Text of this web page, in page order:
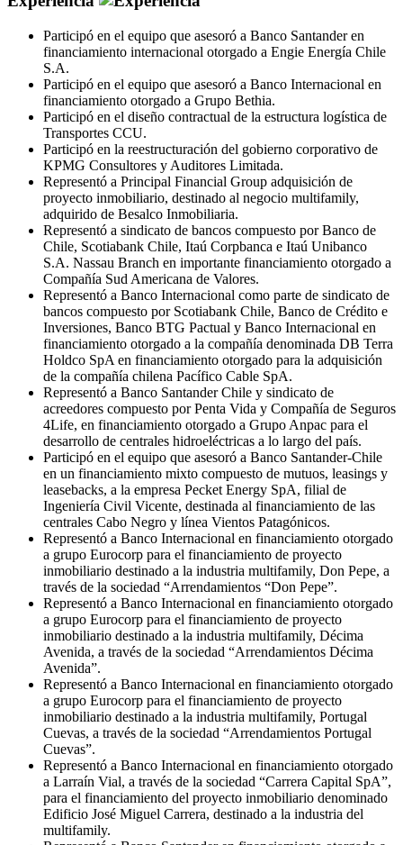
Participó en el equipo que asesoró a Banco Santander en
financiamiento internacional otorgado a Engie Energía Chile
S.A.
Participó en el equipo que asesoró a Banco Internacional en
financiamiento otorgado a Grupo Bethia.
Participó en el diseño contractual de la estructura logística de
Transportes CCU.
Participó en la reestructuración del gobierno corporativo de
KPMG Consultores y Auditores Limitada.
Representó a Principal Financial Group adquisición de
proyecto inmobiliario, destinado al negocio multifamily,
adquirido de Besalco Inmobiliaria.
Representó a sindicato de bancos compuesto por Banco de
Chile, Scotiabank Chile, Itaú Corpbanca e Itaú Unibanco
S.A. Nassau Branch en importante financiamiento otorgado a
Compañía Sud Americana de Valores.
Representó a Banco Internacional como parte de sindicato de
bancos compuesto por Scotiabank Chile, Banco de Crédito e
Inversiones, Banco BTG Pactual y Banco Internacional en
financiamiento otorgado a la compañía denominada DB Terra
Holdco SpA en financiamiento otorgado para la adquisición
de la compañía chilena Pacífico Cable SpA.
Representó a Banco Santander Chile y sindicato de
acreedores compuesto por Penta Vida y Compañía de Seguros
4Life, en financiamiento otorgado a Grupo Anpac para el
desarrollo de centrales hidroeléctricas a lo largo del país.
Participó en el equipo que asesoró a Banco Santander-Chile
en un financiamiento mixto compuesto de mutuos, leasings y
leasebacks, a la empresa Pecket Energy SpA, filial de
Ingeniería Civil Vicente, destinada al financiamiento de las
centrales Cabo Negro y línea Vientos Patagónicos.
Representó a Banco Internacional en financiamiento otorgado
a grupo Eurocorp para el financiamiento de proyecto
inmobiliario destinado a la industria multifamily, Don Pepe, a
través de la sociedad “Arrendamientos “Don Pepe”.
Representó a Banco Internacional en financiamiento otorgado
a grupo Eurocorp para el financiamiento de proyecto
inmobiliario destinado a la industria multifamily, Décima
Avenida, a través de la sociedad “Arrendamientos Décima
Avenida”.
Representó a Banco Internacional en financiamiento otorgado
a grupo Eurocorp para el financiamiento de proyecto
inmobiliario destinado a la industria multifamily, Portugal
Cuevas, a través de la sociedad “Arrendamientos Portugal
Cuevas”.
Representó a Banco Internacional en financiamiento otorgado
a Larraín Vial, a través de la sociedad “Carrera Capital SpA”,
para el financiamiento del proyecto inmobiliario denominado
Edificio José Miguel Carrera, destinado a la industria del
multifamily.